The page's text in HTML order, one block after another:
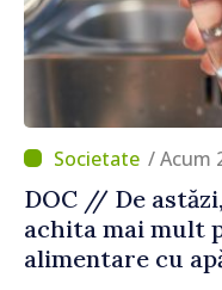
/ Acum
DOC // De
achita mai mult
alimentare cu